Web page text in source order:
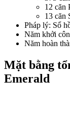
12 căn
13 căn
Pháp lý: Sổ
Năm khởi
Năm hoàn
Mặt bằng
Emerald